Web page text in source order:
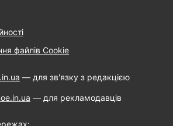
файлів Cookie
— для зв'язку з редакцією
— для рекламодавців